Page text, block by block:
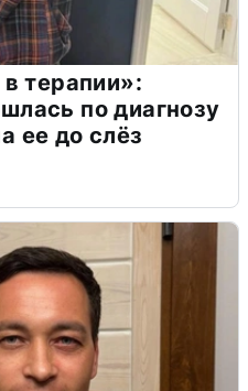
терапии»:
по диагнозу
ее до слёз